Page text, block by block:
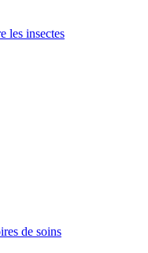
les insectes
de soins